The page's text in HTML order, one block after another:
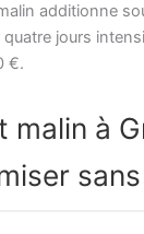
additionne
quatre jours
€.
malin à